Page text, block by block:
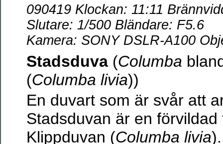
090419 Klockan: 11:11
Slutare: 1/500 Bländare: F5.6
Kamera: SONY DSLR-A100
Stadsduva (Columba
(Columba livia))
En duvart som är svår att
Stadsduvan är en
Klippduvan (Columba livia).